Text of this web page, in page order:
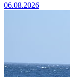
06.08.2026